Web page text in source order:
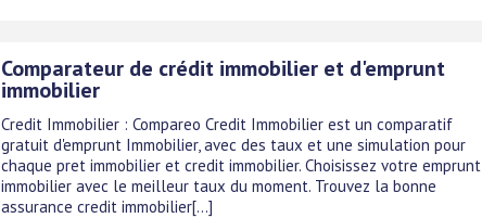
Comparateur de crédit immobilier et d'emprunt
immobilier
Credit Immobilier : Compareo Credit Immobilier est un comparatif
gratuit d'emprunt Immobilier, avec des taux et une simulation pour
chaque pret immobilier et credit immobilier. Choisissez votre emprunt
immobilier avec le meilleur taux du moment. Trouvez la bonne
assurance credit immobilier[...]